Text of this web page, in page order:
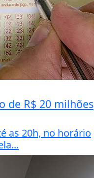
de R$ 20 milhões
as 20h, no horário